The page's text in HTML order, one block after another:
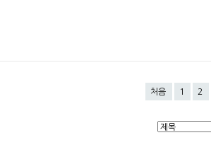
처음 1 2